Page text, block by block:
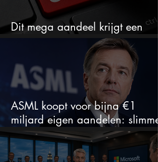
Dit mega aandeel krijgt een
zeldzaam verkoopadvies
ASML koopt voor bijna €1
miljard eigen aandelen: slimme
zet of dure timing?